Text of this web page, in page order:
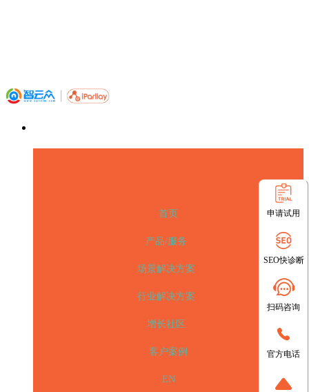
首页
产品/服务
场景解决方案
行业解决方案
增长社区
客户案例
EN
申请试用
SEO快诊断
扫码咨询
官方电话